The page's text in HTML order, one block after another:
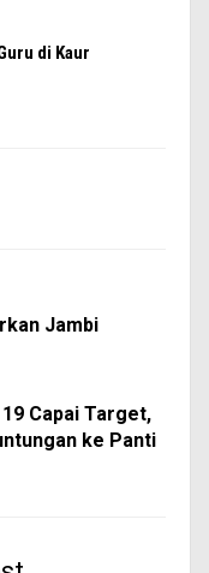
di Kaur
Jambi
Capai Target,
ke Panti